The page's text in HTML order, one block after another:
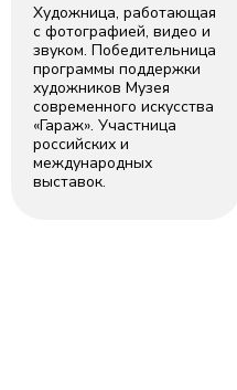
Художница, работающая
с фотографией, видео и
звуком. Победительница
программы поддержки
художников Музея
современного искусства
«Гараж». Участница
российских и
международных
выставок.